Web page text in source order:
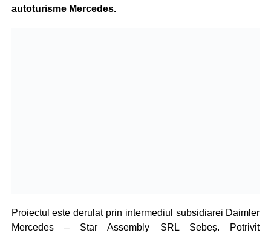
autoturisme Mercedes.
Proiectul este derulat prin intermediul subsidiarei Daimler
Mercedes – Star Assembly SRL Sebeș. Potrivit